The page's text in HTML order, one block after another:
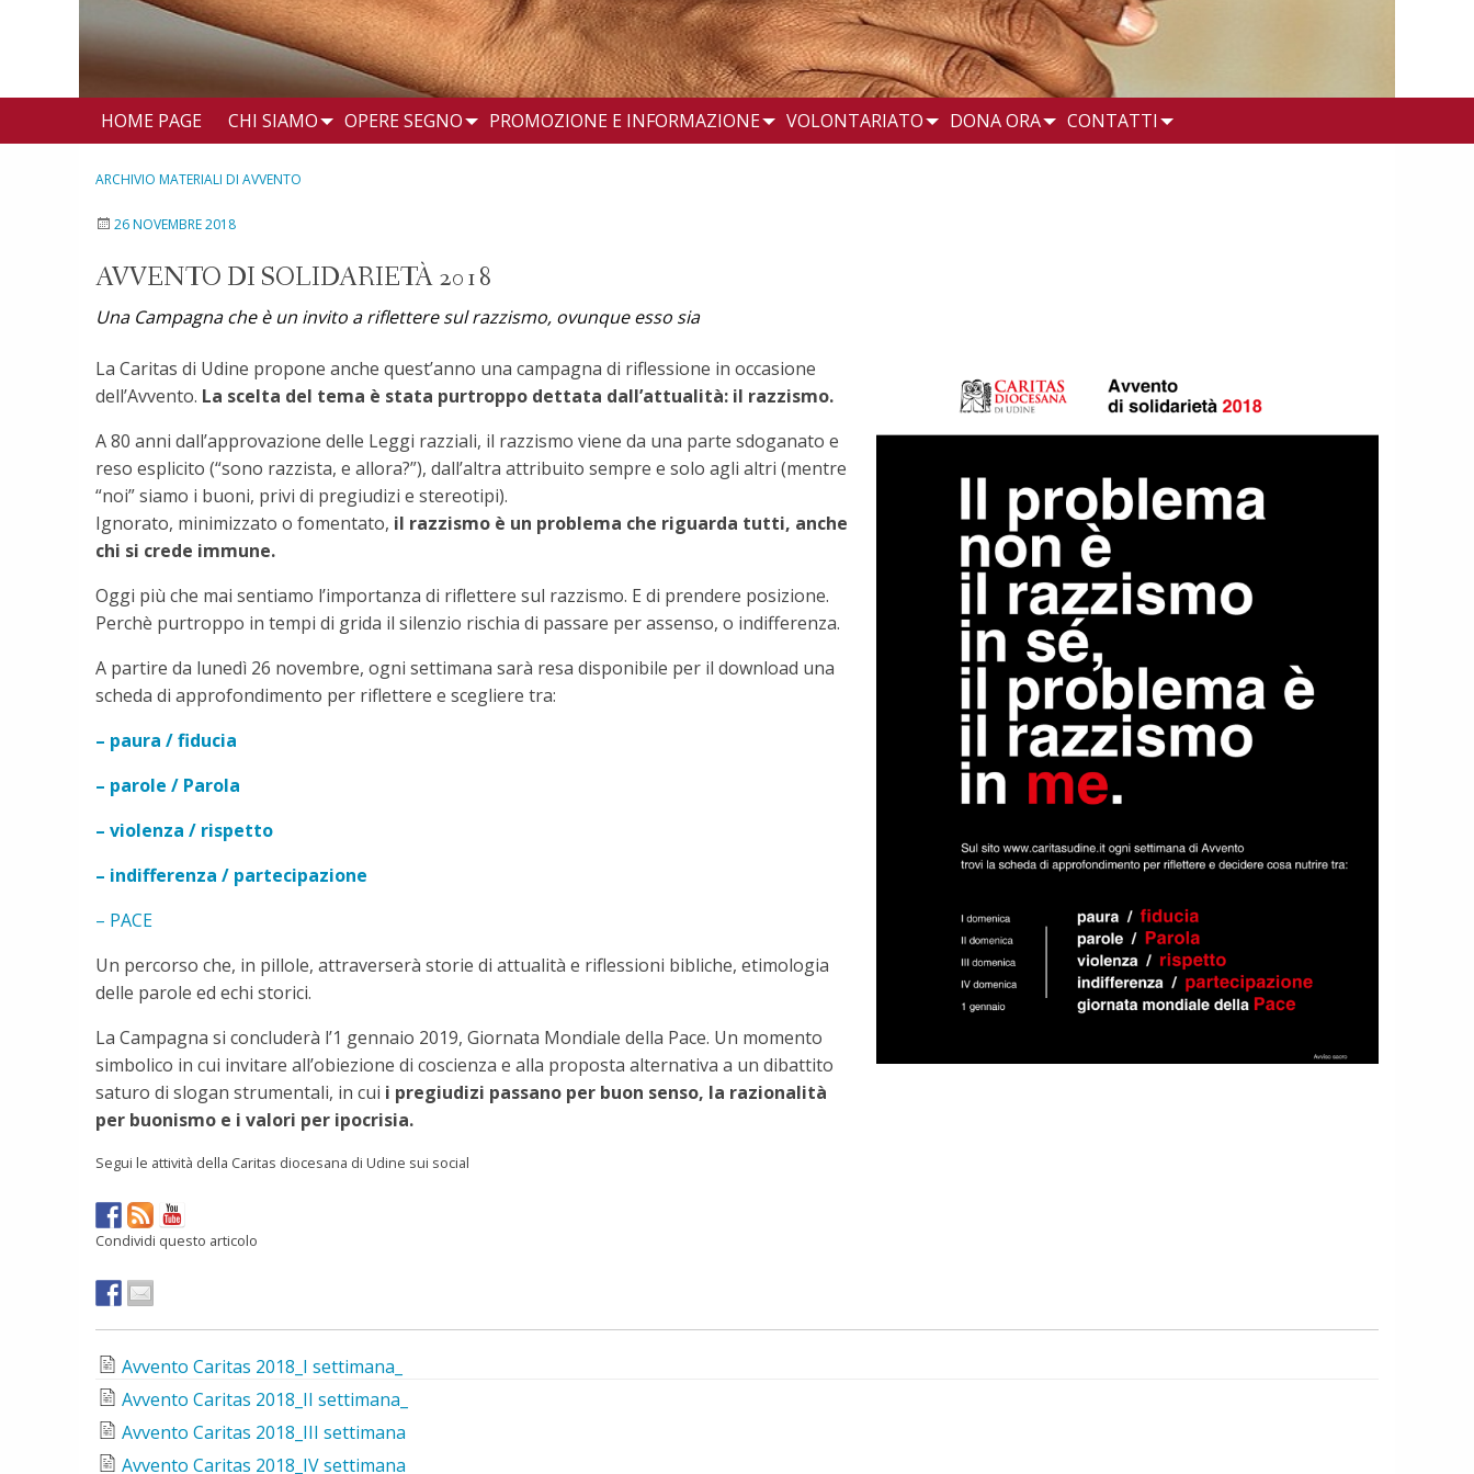
HOME PAGE CHI SIAMO OPERE SEGNO PROMOZIONE E INFORMAZIONE VOLONTARIATO DONA ORA CONTATTI
ARCHIVIO MATERIALI DI AVVENTO
26 NOVEMBRE 2018
AVVENTO DI SOLIDARIETÀ 2018
Una Campagna che è un invito a riflettere sul razzismo, ovunque esso sia
La Caritas di Udine propone anche quest’anno una campagna di riflessione in occasione
dell’Avvento. La scelta del tema è stata purtroppo dettata dall’attualità: il razzismo.
A 80 anni dall’approvazione delle Leggi razziali, il razzismo viene da una parte sdoganato e
reso esplicito (“sono razzista, e allora?”), dall’altra attribuito sempre e solo agli altri (mentre
“noi” siamo i buoni, privi di pregiudizi e stereotipi).
Ignorato, minimizzato o fomentato, il razzismo è un problema che riguarda tutti, anche
chi si crede immune.
Oggi più che mai sentiamo l’importanza di riflettere sul razzismo. E di prendere posizione.
Perchè purtroppo in tempi di grida il silenzio rischia di passare per assenso, o indifferenza.
A partire da lunedì 26 novembre, ogni settimana sarà resa disponibile per il download una
scheda di approfondimento per riflettere e scegliere tra:
– paura / fiducia
– parole / Parola
– violenza / rispetto
– indifferenza / partecipazione
– PACE
Un percorso che, in pillole, attraverserà storie di attualità e riflessioni bibliche, etimologia
delle parole ed echi storici.
La Campagna si concluderà l’1 gennaio 2019, Giornata Mondiale della Pace. Un momento
simbolico in cui invitare all’obiezione di coscienza e alla proposta alternativa a un dibattito
saturo di slogan strumentali, in cui i pregiudizi passano per buon senso, la razionalità
per buonismo e i valori per ipocrisia.
Segui le attività della Caritas diocesana di Udine sui social
Condividi questo articolo
Avvento Caritas 2018_I settimana_
Avvento Caritas 2018_II settimana_
Avvento Caritas 2018_III settimana
Avvento Caritas 2018_IV settimana